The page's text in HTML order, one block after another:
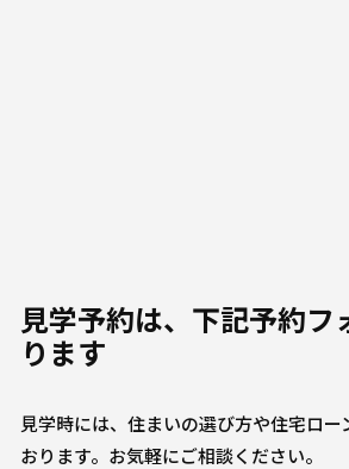
見学予約は、下記予約フ
ります
見学時には、住まいの選び方や住宅ロー
おります。お気軽にご相談ください。